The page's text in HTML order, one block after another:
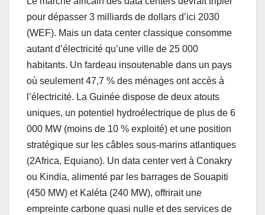
pour dépasser 3 milliards de dollars d’ici 2030
(WEF). Mais un data center classique consomme
autant d’électricité qu’une ville de 25 000
habitants. Un fardeau insoutenable dans un pays
où seulement 47,7 % des ménages ont accès à
l’électricité. La Guinée dispose de deux atouts
uniques, un potentiel hydroélectrique de plus de 6
000 MW (moins de 10 % exploité) et une position
stratégique sur les câbles sous-marins atlantiques
(2Africa, Equiano). Un data center vert à Conakry
ou Kindia, alimenté par les barrages de Souapiti
(450 MW) et Kaléta (240 MW), offrirait une
empreinte carbone quasi nulle et des services de